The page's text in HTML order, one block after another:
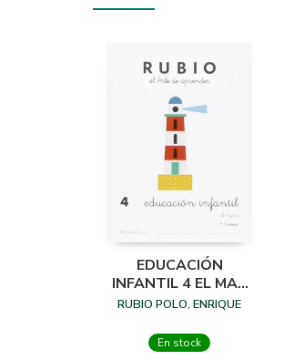
EDUCACIÓN
INFANTIL 4 EL MAR
EL ARTE DE
RUBIO POLO, ENRIQUE
En stock